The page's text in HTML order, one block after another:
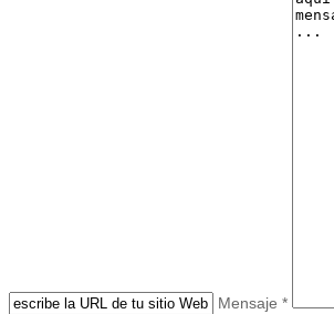
Mensaje *